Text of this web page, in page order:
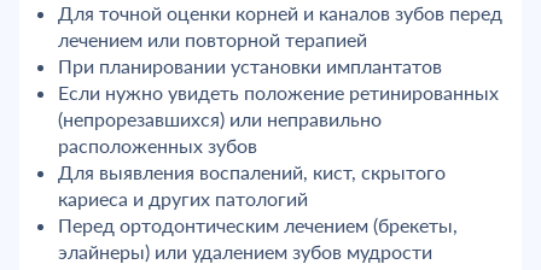
Для точной оценки корней и каналов зубов перед
лечением или повторной терапией
При планировании установки имплантатов
Если нужно увидеть положение ретинированных
(непрорезавшихся) или неправильно
расположенных зубов
Для выявления воспалений, кист, скрытого
кариеса и других патологий
Перед ортодонтическим лечением (брекеты,
элайнеры) или удалением зубов мудрости